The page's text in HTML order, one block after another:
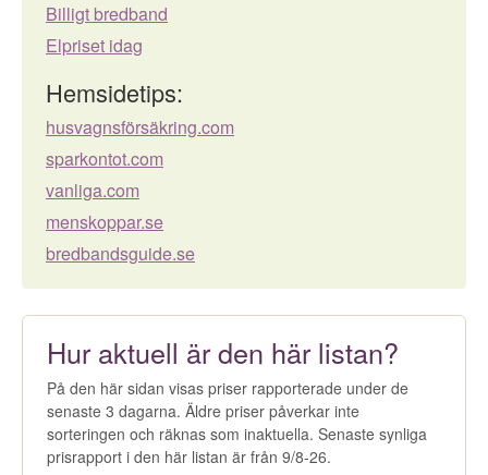
Billigt bredband
Elpriset idag
Hemsidetips:
husvagnsförsäkring.com
sparkontot.com
vanliga.com
menskoppar.se
bredbandsguide.se
Hur aktuell är den här listan?
På den här sidan visas priser rapporterade under de
senaste 3 dagarna. Äldre priser påverkar inte
sorteringen och räknas som inaktuella. Senaste synliga
prisrapport i den här listan är från 9/8-26.